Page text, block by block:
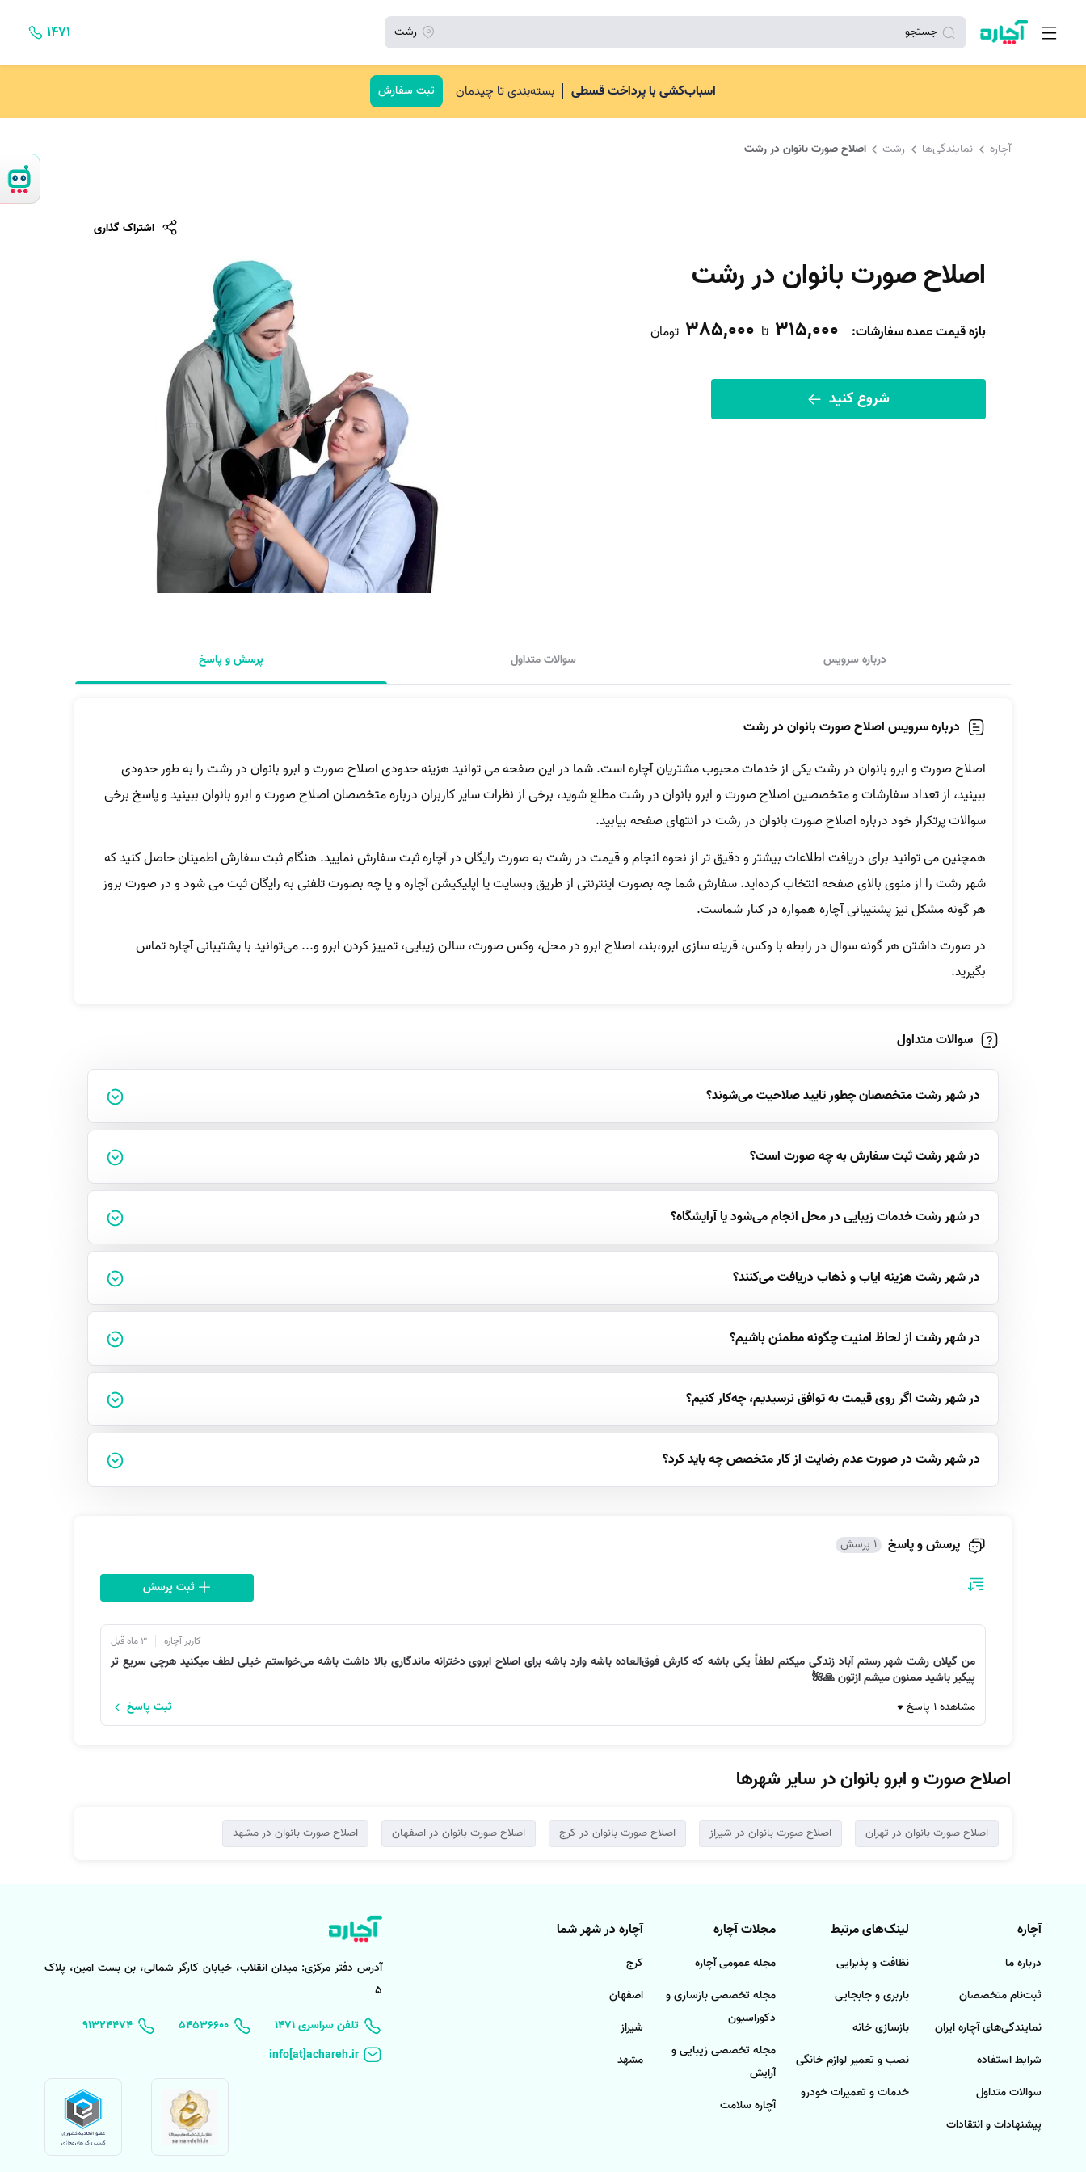
جستجو رشت ۱۴۷۱
اسباب‌کشی با پرداخت قسطی بسته‌بندی تا چیدمان ثبت سفارش
آچاره نمایندگی‌ها رشت اصلاح صورت بانوان در رشت
اشتراک گذاری
اصلاح صورت بانوان در رشت
بازه قیمت عمده سفارشات:
315,000 تا 385,000 تومان
شروع کنید
درباره سرویس سوالات متداول پرسش و پاسخ
درباره سرویس اصلاح صورت بانوان در رشت
اصلاح صورت و ابرو بانوان در رشت یکی از خدمات محبوب مشتریان آچاره است. شما در این صفحه می توانید هزینه حدودی اصلاح صورت و ابرو بانوان در رشت را به طور حدودی
ببینید، از تعداد سفارشات و متخصصین اصلاح صورت و ابرو بانوان در رشت مطلع شوید، برخی از نظرات سایر کاربران درباره متخصصان اصلاح صورت و ابرو بانوان ببینید و پاسخ برخی
سوالات پرتکرار خود درباره اصلاح صورت بانوان در رشت در انتهای صفحه بیابید.
همچنین می توانید برای دریافت اطلاعات بیشتر و دقیق تر از نحوه انجام و قیمت در رشت به صورت رایگان در آچاره ثبت سفارش نمایید. هنگام ثبت سفارش اطمینان حاصل کنید که
شهر رشت را از منوی بالای صفحه انتخاب کرده‌اید. سفارش شما چه بصورت اینترنتی از طریق وبسایت یا اپلیکیشن آچاره و یا چه بصورت تلفنی به رایگان ثبت می شود و در صورت بروز
هر گونه مشکل نیز پشتیبانی آچاره همواره در کنار شماست.
در صورت داشتن هر گونه سوال در رابطه با وکس، قرینه سازی ابرو،بند، اصلاح ابرو در محل، وکس صورت، سالن زیبایی، تمییز کردن ابرو و... می‌توانید با پشتیبانی آچاره تماس
بگیرید.
سوالات متداول
در شهر رشت متخصصان چطور تایید صلاحیت می‌شوند؟
در شهر رشت ثبت سفارش به چه صورت است؟
در شهر رشت خدمات زیبایی در محل انجام می‌شود یا آرایشگاه؟
در شهر رشت هزینه ایاب و ذهاب دریافت می‌کنند؟
در شهر رشت از لحاظ امنیت چگونه مطمئن باشیم؟
در شهر رشت اگر روی قیمت به توافق نرسیدیم، چه‌کار کنیم؟
در شهر رشت در صورت عدم رضایت از کار متخصص چه باید کرد؟
پرسش و پاسخ 1 پرسش
کاربر آچاره 3 ماه قبل
من گیلان رشت شهر رستم آباد زندگی میکنم لطفاً یکی باشه که کارش فوق‌العاده باشه وارد باشه برای اصلاح ابروی دخترانه ماندگاری بالا داشت باشه می‌خواستم خیلی لطف میکنید هرچی سریع تر
پیگیر باشید ممنون میشم ازتون 🙏🌺
مشاهده 1 پاسخ
ثبت پاسخ
اصلاح صورت و ابرو بانوان در سایر شهرها
اصلاح صورت بانوان در تهران اصلاح صورت بانوان در شیراز اصلاح صورت بانوان در کرج اصلاح صورت بانوان در اصفهان اصلاح صورت بانوان در مشهد
آچاره
درباره ما
ثبت‌نام متخصصان
نمایندگی‌های آچاره ایران
شرایط استفاده
سوالات متداول
پیشنهادات و انتقادات
لینک‌های مرتبط
نظافت و پذیرایی
باربری و جابجایی
بازسازی خانه
نصب و تعمیر لوازم خانگی
خدمات و تعمیرات خودرو
مجلات آچاره
مجله عمومی آچاره
مجله تخصصی بازسازی و
دکوراسیون
مجله تخصصی زیبایی و
آرایش
آچاره سلامت
آچاره در شهر شما
کرج
اصفهان
شیراز
مشهد
آدرس دفتر مرکزی: میدان انقلاب، خیابان کارگر شمالی، بن بست امین، پلاک
5
۱۴۷۱ تلفن سراسری
۵۴۵۳۶۶۰۰ 91324474